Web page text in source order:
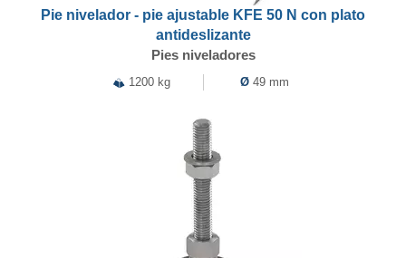
Pie nivelador - pie ajustable KFE 50 N con plato
antideslizante
Pies niveladores
1200 kg Ø 49 mm